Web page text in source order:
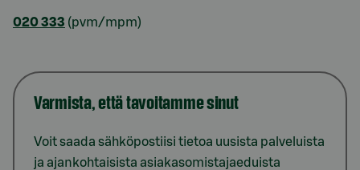
020 333 (pvm/mpm)
Varmista, että tavoitamme sinut
Voit saada sähköpostiisi tietoa uusista palveluista
ja ajankohtaisista asiakasomistajaeduista